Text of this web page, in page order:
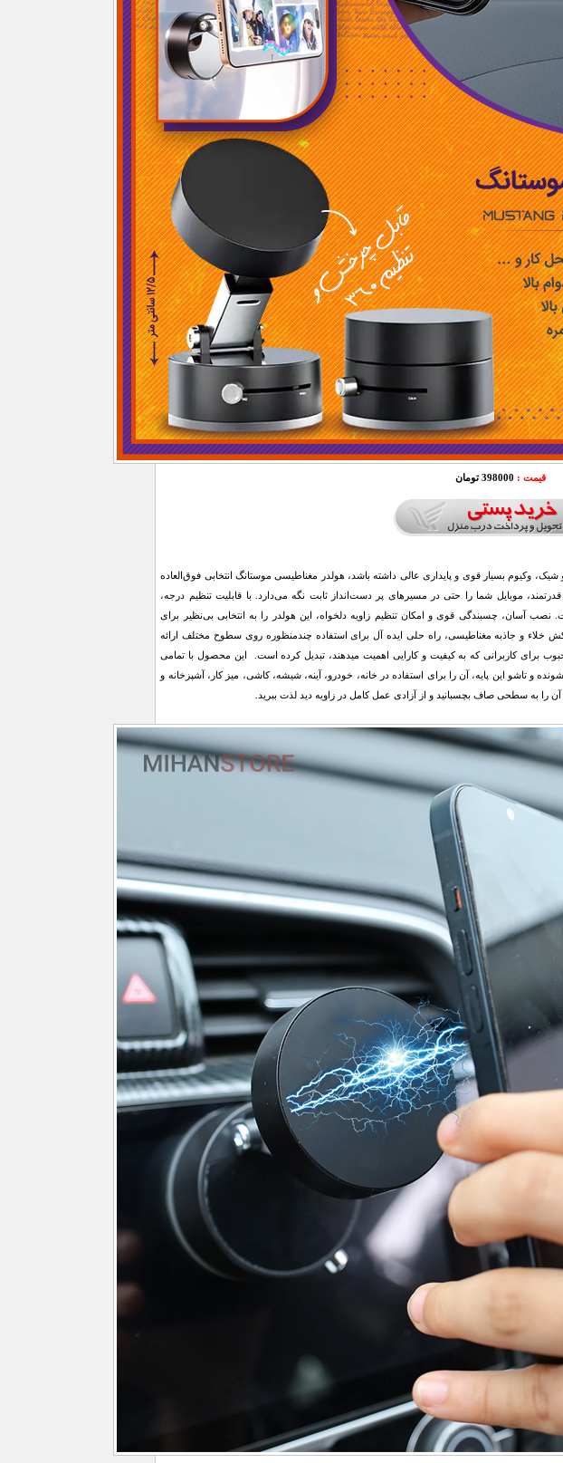
قیمت : 398000 تومان
وکیوم بسیار قوی و پایداری عالی داشته باشد، هولدر مغناطیسی موستانگ انتخابی فوق‌العاده
موبایل شما را حتی در مسیرهای پر دست‌انداز ثابت نگه می‌دارد. با قابلیت تنظیم درجه،
آسان، چسبندگی قوی و امکان تنظیم زاویه دلخواه، این هولدر را به انتخابی بی‌نظیر برای
خلاء و جاذبه مغناطیسی، راه حلی ایده آل برای استفاده چندمنظوره روی سطوح مختلف ارائه
برای کاربرانی که به کیفیت و کارایی اهمیت میدهند، تبدیل کرده است. این محصول با تمامی
و تاشو این پایه، آن را برای استفاده در خانه، خودرو، آینه، شیشه، کاشی، میز کار، آشپزخانه و
به سطحی صاف بچسبانید و از آزادی عمل کامل در زاویه دید لذت ببرید.